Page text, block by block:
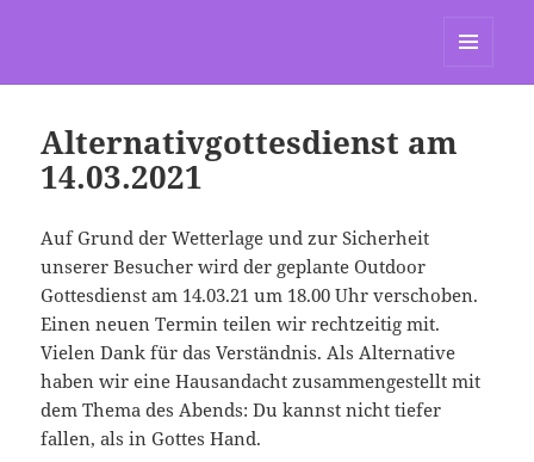
Alternativgottesdienst am
14.03.2021
Auf Grund der Wetterlage und zur Sicherheit
unserer Besucher wird der geplante Outdoor
Gottesdienst am 14.03.21 um 18.00 Uhr verschoben.
Einen neuen Termin teilen wir rechtzeitig mit.
Vielen Dank für das Verständnis. Als Alternative
haben wir eine Hausandacht zusammengestellt mit
dem Thema des Abends: Du kannst nicht tiefer
fallen, als in Gottes Hand.